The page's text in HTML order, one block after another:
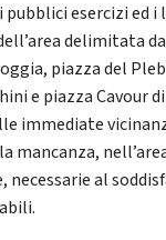
esercizi ed
delimitata
piazza del
e piazza Cavour
immediate
mancanza,
necessarie al